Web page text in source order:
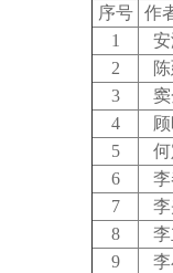
序号 作
1
2
3
4
5
6
7
8
9